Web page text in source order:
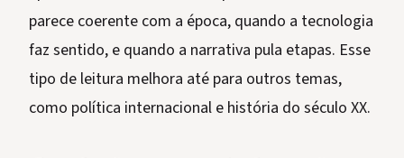
parece coerente com a época, quando a tecnologia
faz sentido, e quando a narrativa pula etapas. Esse
tipo de leitura melhora até para outros temas,
como política internacional e história do século XX.